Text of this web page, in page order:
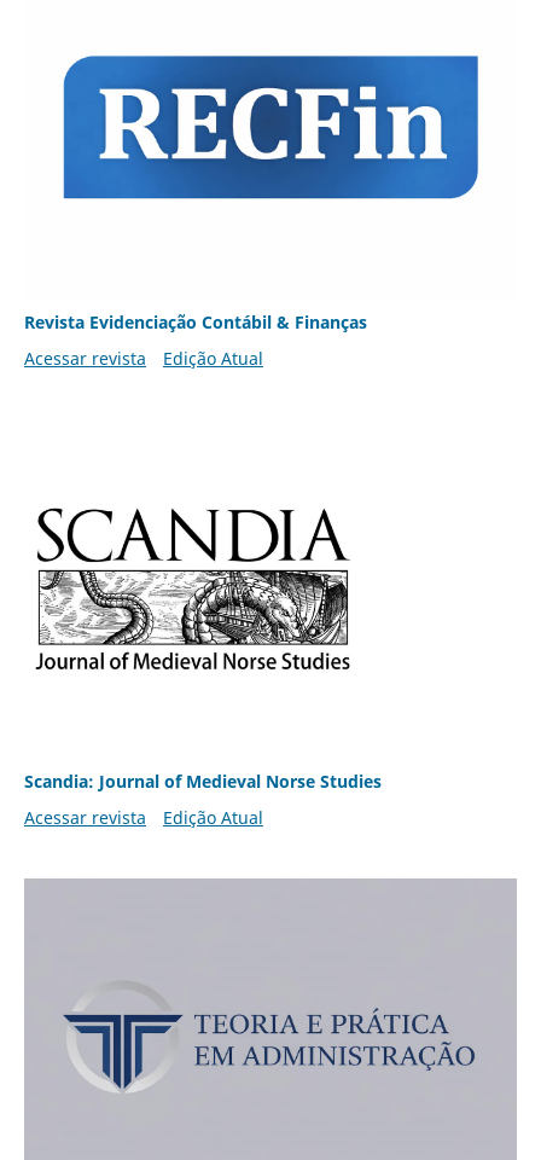
Revista Evidenciação Contábil & Finanças
Acessar revista
Edição Atual
Scandia: Journal of Medieval Norse Studies
Acessar revista
Edição Atual